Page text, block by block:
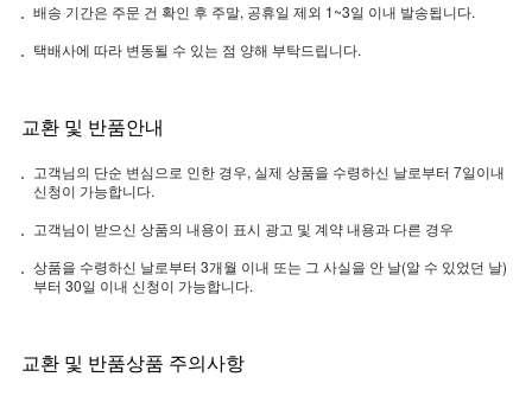
배송 기간은 주문 건 확인 후 주말, 공휴일 제외 1~3일 이내 발송됩니다.
택배사에 따라 변동될 수 있는 점 양해 부탁드립니다.
교환 및 반품안내
고객님의 단순 변심으로 인한 경우, 실제 상품을 수령하신 날로부터 7일이내
신청이 가능합니다.
고객님이 받으신 상품의 내용이 표시 광고 및 계약 내용과 다른 경우
상품을 수령하신 날로부터 3개월 이내 또는 그 사실을 안 날(알 수 있었던 날)
부터 30일 이내 신청이 가능합니다.
교환 및 반품상품 주의사항